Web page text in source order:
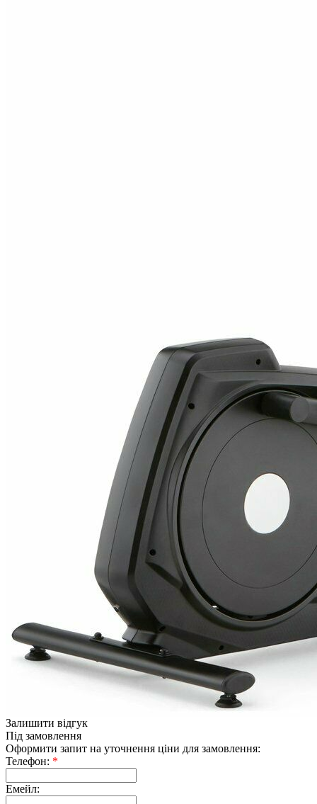
Залишити відгук
Під замовлення
Оформити запит на уточнення ціни для замовлення:
Телефон: *
Емейл: